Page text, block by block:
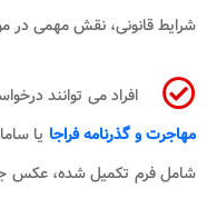
شرایط قانونی، نقش مهمی در
افراد می توانند
مهاجرت و گذرنامه فراجا یا
شامل فرم تکمیل شده، عکس